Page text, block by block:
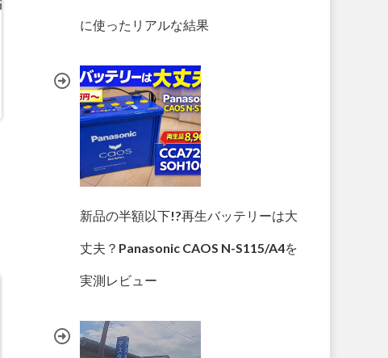
に使ったリアルな結果
新品の半額以下!?再生バッテリーは大
丈夫？Panasonic CAOS N-S115/A4を
実測レビュー